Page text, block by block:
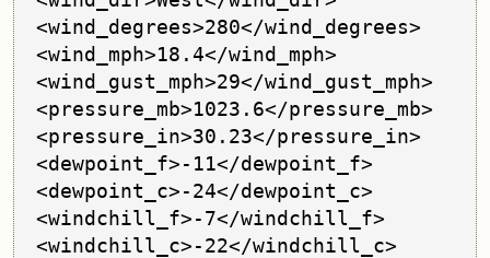
<wind_degrees>280</wind_degrees>
<wind_mph>18.4</wind_mph>
<wind_gust_mph>29</wind_gust_mph>
<pressure_mb>1023.6</pressure_mb>
<pressure_in>30.23</pressure_in>
<dewpoint_f>-11</dewpoint_f>
<dewpoint_c>-24</dewpoint_c>
<windchill_f>-7</windchill_f>
<windchill_c>-22</windchill_c>